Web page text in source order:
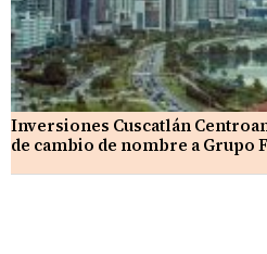
Inversiones Cuscatlán
de cambio de nombre a Grupo